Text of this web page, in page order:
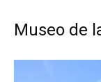
Museo de